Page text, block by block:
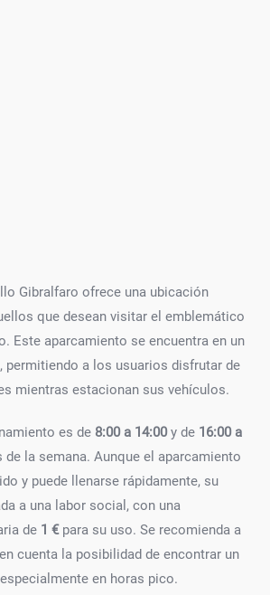
Gibralfaro ofrece una ubicación
que desean visitar el emblemático
Este aparcamiento se encuentra en un
permitiendo a los usuarios disfrutar de
mientras estacionan sus vehículos.
es de 8:00 a 14:00y de 16:00 a
la semana. Aunque el aparcamiento
y puede llenarse rápidamente, su
a una labor social, con una
de 1 €para su uso. Se recomienda a
cuenta la posibilidad de encontrar un
en horas pico.